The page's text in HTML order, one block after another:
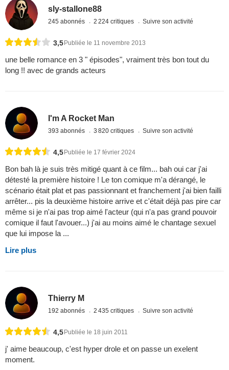
sly-stallone88
245 abonnés 2 224 critiques Suivre son activité
3,5Publiée le 11 novembre 2013
une belle romance en 3 " épisodes", vraiment très bon tout du
long !! avec de grands acteurs
I'm A Rocket Man
393 abonnés 3 820 critiques Suivre son activité
4,5Publiée le 17 février 2024
Bon bah là je suis très mitigé quant à ce film... bah oui car j'ai
détesté la première histoire ! Le ton comique m'a dérangé, le
scénario était plat et pas passionnant et franchement j'ai bien failli
arrêter... pis la deuxième histoire arrive et c'était déjà pas pire car
même si je n'ai pas trop aimé l'acteur (qui n'a pas grand pouvoir
comique il faut l'avouer...) j'ai au moins aimé le chantage sexuel
que lui impose la ...
Lire plus
Thierry M
192 abonnés 2 435 critiques Suivre son activité
4,5 Publiée le 18 juin 2011
j' aime beaucoup, c'est hyper drole et on passe un exelent
moment.